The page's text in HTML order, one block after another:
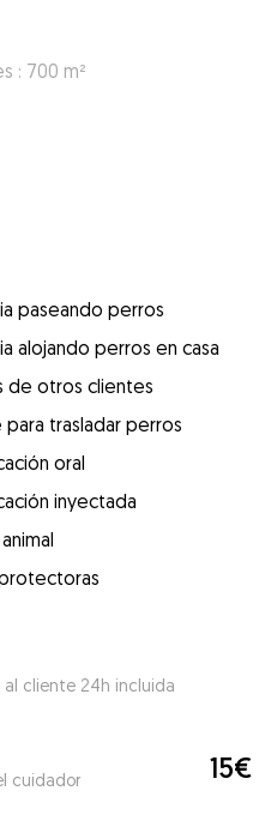
: 700 m²
paseando perros
alojando perros en casa
de otros clientes
trasladar perros
oral
inyectada
al cliente 24h incluida
cuidador 15€